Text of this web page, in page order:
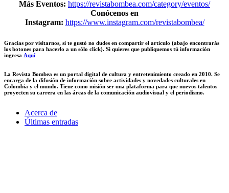
Más Eventos: https://revistabombea.com/category/eventos/
Conócenos en
Instagram: https://www.instagram.com/revistabombea/
Gracias por visitarnos, si te gustó no dudes en compartir el artículo (abajo encontrarás
los botones para hacerlo a un sólo click). Si quieres que publiquemos tú información
ingresa Aquí
La Revista Bombea es un portal digital de cultura y entretenimiento creado en 2010. Se
encarga de la difusión de información sobre actividades y novedades culturales en
Colombia y el mundo. Tiene como misión ser una plataforma para que nuevos talentos
proyecten su carrera en las áreas de la comunicación audiovisual y el periodismo.
Acerca de
Últimas entradas